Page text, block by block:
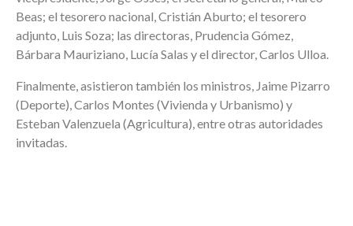
Beas; el tesorero nacional, Cristián Aburto; el tesorero
adjunto, Luis Soza; las directoras, Prudencia Gómez,
Bárbara Mauriziano, Lucía Salas y el director, Carlos Ulloa.
Finalmente, asistieron también los ministros, Jaime Pizarro
(Deporte), Carlos Montes (Vivienda y Urbanismo) y
Esteban Valenzuela (Agricultura), entre otras autoridades
invitadas.